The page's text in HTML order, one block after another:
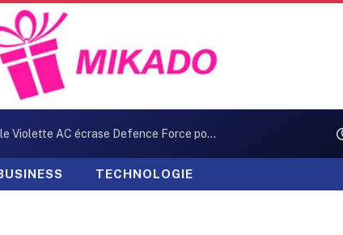
Concacaf Caribbean Cup : le Violette AC écrase Defence Force pour son entrée en lice
TECHNOLOGIE